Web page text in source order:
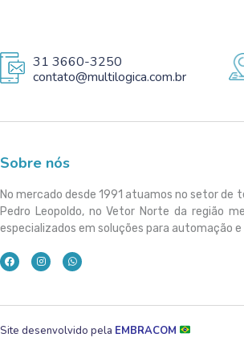
31 3660-3250
contato@multilogica.com.br
Sobre nós
No mercado desde 1991 atuamos no setor de
Pedro Leopoldo, no Vetor Norte da região
especializados em soluções para automação
Site desenvolvido pela EMBRACOM